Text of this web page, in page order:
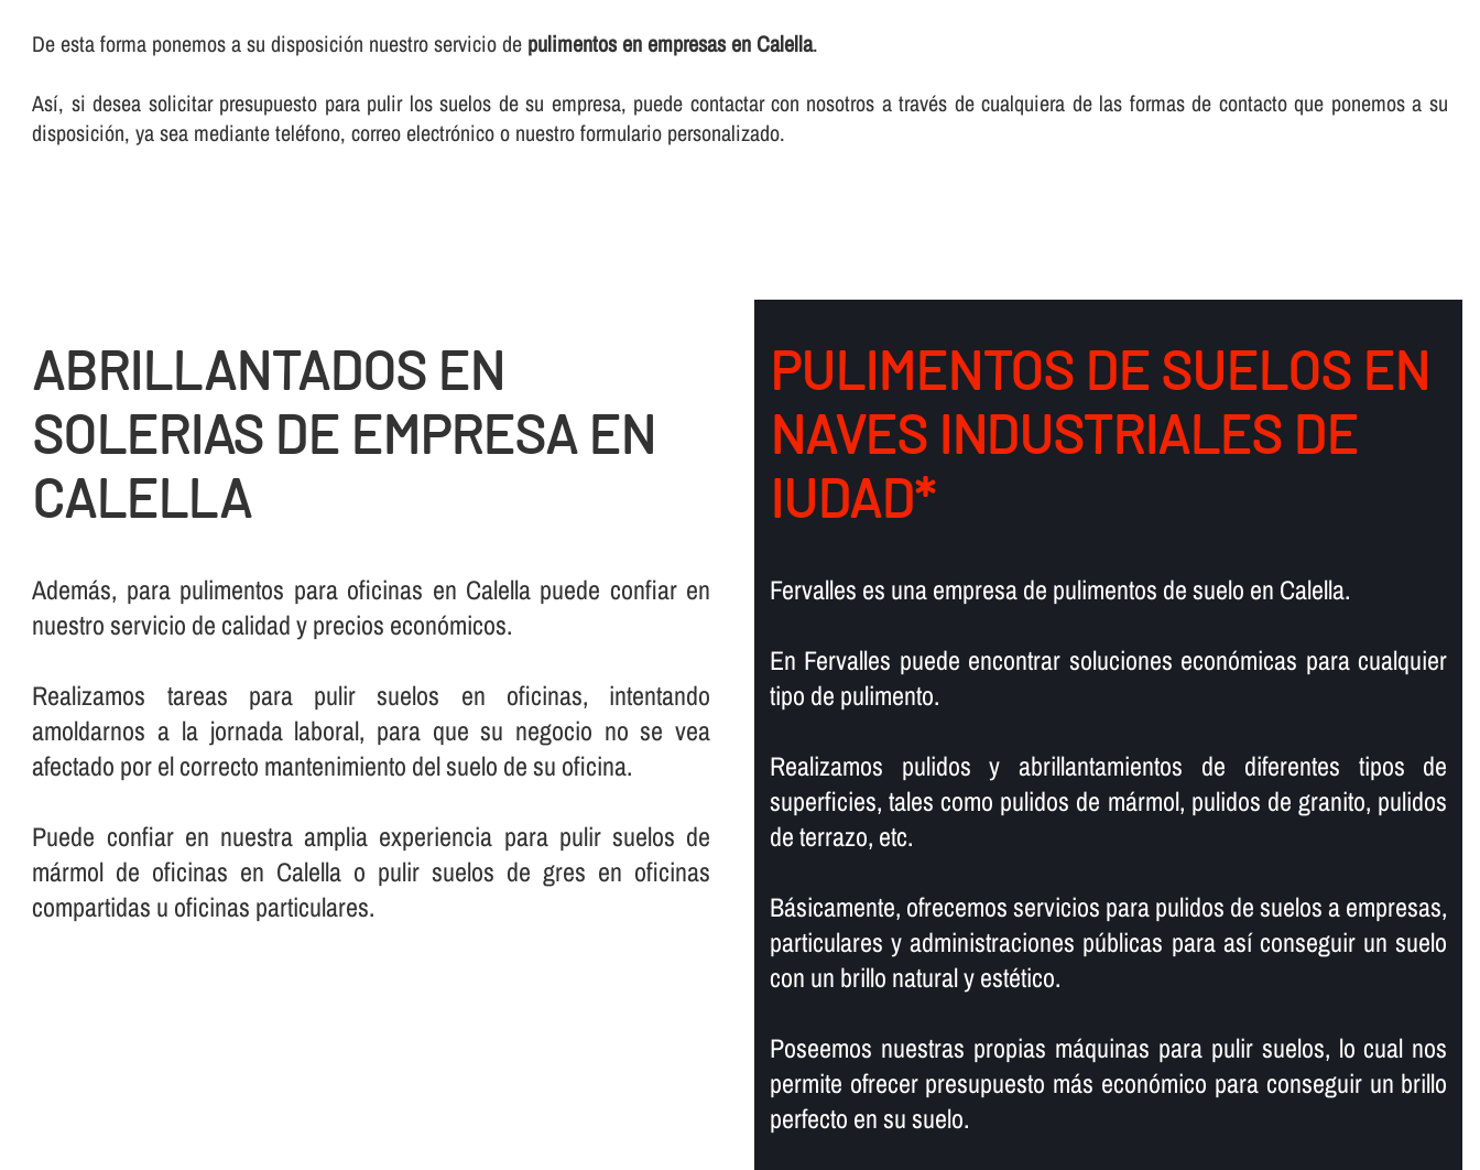
De esta forma ponemos a su disposición nuestro servicio de pulimentos en empresas en Calella.
Así­, si desea solicitar presupuesto para pulir los suelos de su empresa, puede contactar con nosotros a través de cualquiera de las formas de contacto que ponemos a su
disposición, ya sea mediante teléfono, correo electrónico o nuestro formulario personalizado.
ABRILLANTADOS EN
SOLERIAS DE EMPRESA EN
CALELLA
Además, para pulimentos para oficinas en Calella puede confiar en
nuestro servicio de calidad y precios económicos.
Realizamos tareas para pulir suelos en oficinas, intentando
amoldarnos a la jornada laboral, para que su negocio no se vea
afectado por el correcto mantenimiento del suelo de su oficina.
Puede confiar en nuestra amplia experiencia para pulir suelos de
mármol de oficinas en Calella o pulir suelos de gres en oficinas
compartidas u oficinas particulares.
PULIMENTOS DE SUELOS EN
NAVES INDUSTRIALES DE
IUDAD*
Fervalles es una empresa de pulimentos de suelo en Calella.
En Fervalles puede encontrar soluciones económicas para cualquier
tipo de pulimento.
Realizamos pulidos y abrillantamientos de diferentes tipos de
superficies, tales como pulidos de mármol, pulidos de granito, pulidos
de terrazo, etc.
Básicamente, ofrecemos servicios para pulidos de suelos a empresas,
particulares y administraciones públicas para así­ conseguir un suelo
con un brillo natural y estético.
Poseemos nuestras propias máquinas para pulir suelos, lo cual nos
permite ofrecer presupuesto más económico para conseguir un brillo
perfecto en su suelo.